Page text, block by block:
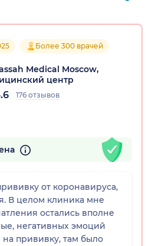
Более 300 врачей
Medical Moscow,
центр
176 отзывов
от коронавируса,
В целом клиника мне
остались вполне
негативных эмоций